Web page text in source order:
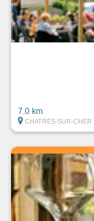
7.0 km
CHATRES-SUR-CHER